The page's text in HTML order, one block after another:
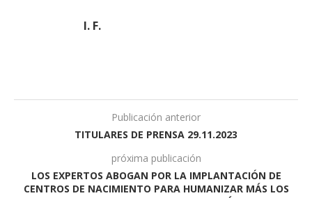
I. F.
Publicación anterior
TITULARES DE PRENSA 29.11.2023
próxima publicación
LOS EXPERTOS ABOGAN POR LA IMPLANTACIÓN DE
CENTROS DE NACIMIENTO PARA HUMANIZAR MÁS LOS